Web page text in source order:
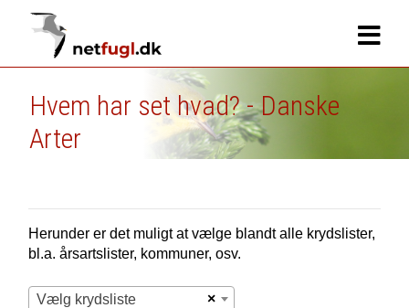
Hvem har set hvad? - Danske
Arter
Herunder er det muligt at vælge blandt alle krydslister,
bl.a. årsartslister, kommuner, osv.
×
Vælg krydsliste